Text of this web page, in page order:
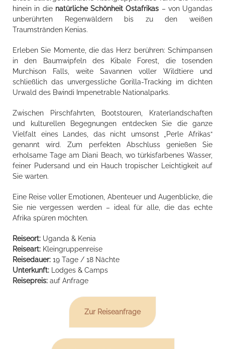
hinein in die natürliche Schönheit Ostafrikas – von Ugandas
unberührten Regenwäldern bis zu den weißen
Traumstränden Kenias.
Erleben Sie Momente, die das Herz berühren: Schimpansen
in den Baumwipfeln des Kibale Forest, die tosenden
Murchison Falls, weite Savannen voller Wildtiere und
schließlich das unvergessliche Gorilla-Tracking im dichten
Urwald des Bwindi Impenetrable Nationalparks.
Zwischen Pirschfahrten, Bootstouren, Kraterlandschaften
und kulturellen Begegnungen entdecken Sie die ganze
Vielfalt eines Landes, das nicht umsonst „Perle Afrikas“
genannt wird. Zum perfekten Abschluss genießen Sie
erholsame Tage am Diani Beach, wo türkisfarbenes Wasser,
feiner Pudersand und ein Hauch tropischer Leichtigkeit auf
Sie warten.
Eine Reise voller Emotionen, Abenteuer und Augenblicke, die
Sie nie vergessen werden – ideal für alle, die das echte
Afrika spüren möchten.
Reiseort: Uganda & Kenia
Reiseart: Kleingruppenreise
Reisedauer: 19 Tage / 18 Nächte
Unterkunft:
Lodges & Camps
Reisepreis: auf Anfrage
Zur Reiseanfrage